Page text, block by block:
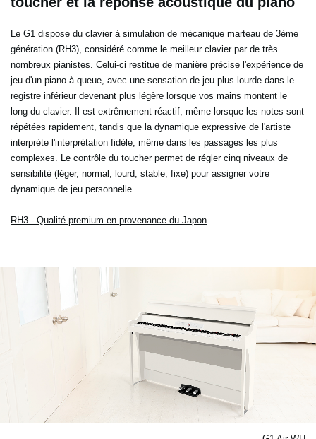
Le G1 dispose du clavier à simulation de mécanique marteau de 3ème
génération (RH3), considéré comme le meilleur clavier par de très
nombreux pianistes. Celui-ci restitue de manière précise l'expérience de
jeu d'un piano à queue, avec une sensation de jeu plus lourde dans le
registre inférieur devenant plus légère lorsque vos mains montent le
long du clavier. Il est extrêmement réactif, même lorsque les notes sont
répétées rapidement, tandis que la dynamique expressive de l'artiste
interprète l'interprétation fidèle, même dans les passages les plus
complexes. Le contrôle du toucher permet de régler cinq niveaux de
sensibilité (léger, normal, lourd, stable, fixe) pour assigner votre
dynamique de jeu personnelle.
RH3 - Qualité premium en provenance du Japon